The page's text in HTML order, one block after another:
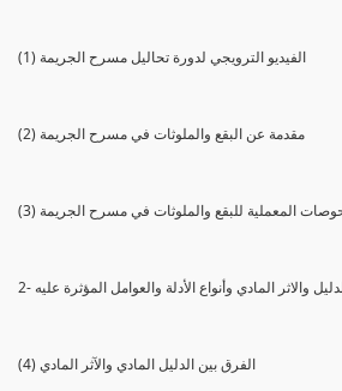
(1) الفيديو الترويجي لدورة تحاليل مسرح الجريمة
(2) مقدمة عن البقع والملوثات في مسرح الجريمة
المعملية للبقع والملوثات في مسرح الجريمة
والاثر المادي وأنواع الأدلة والعوامل المؤثرة عليه
(4) الفرق بين الدليل المادي والآثر المادي